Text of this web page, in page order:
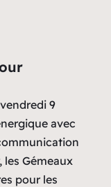
9
avec
les Gémeaux
pour les